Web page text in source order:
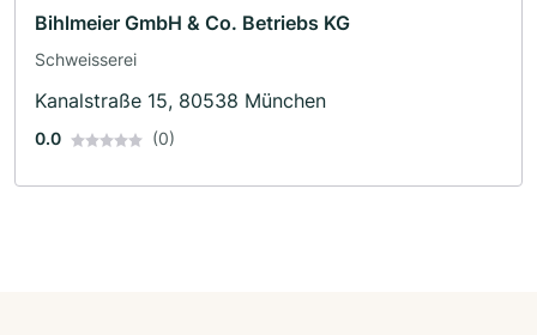
Bihlmeier GmbH & Co. Betriebs KG
Schweisserei
Kanalstraße 15, 80538 München
0.0 (0)